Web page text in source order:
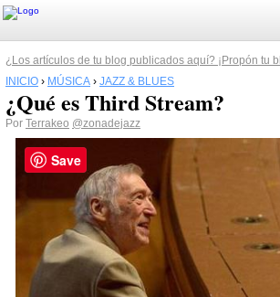
¿Los artículos de tu blog publicados aquí? ¡Propón tu
INICIO › MÚSICA › JAZZ & BLUES
¿Qué es Third Stream?
Por Terrakeo @zonadejazz
Save